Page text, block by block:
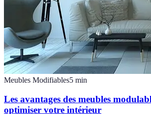
Meubles Modifiables5 min
Les avantages des meubles
optimiser votre intérieur